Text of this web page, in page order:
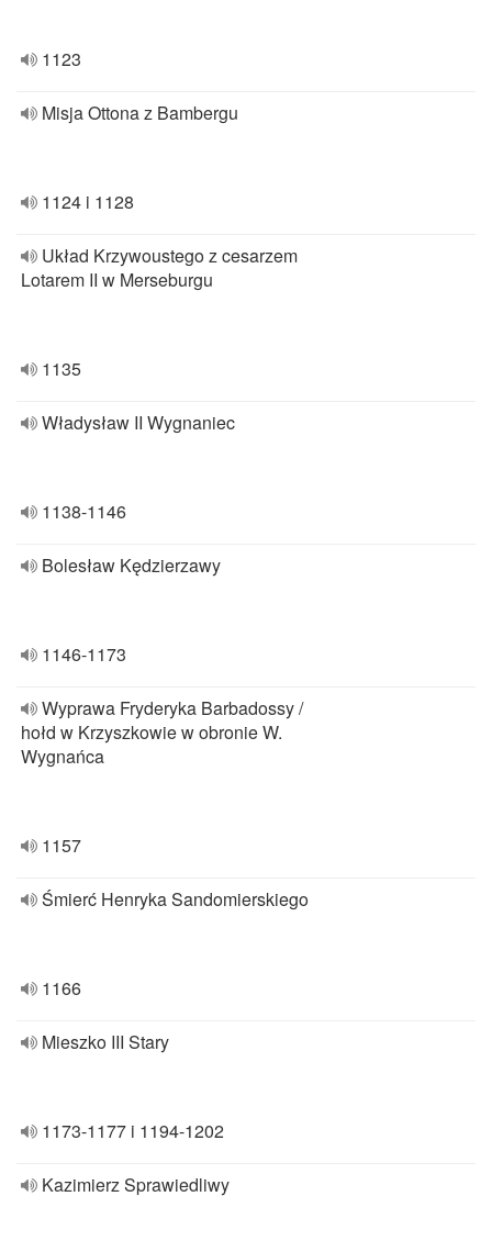
1123
Misja Ottona z Bambergu
1124 i 1128
Układ Krzywoustego z cesarzem
Lotarem II w Merseburgu
1135
Władysław II Wygnaniec
1138-1146
Bolesław Kędzierzawy
1146-1173
Wyprawa Fryderyka Barbadossy /
hołd w Krzyszkowie w obronie W.
Wygnańca
1157
Śmierć Henryka Sandomierskiego
1166
Mieszko III Stary
1173-1177 i 1194-1202
Kazimierz Sprawiedliwy